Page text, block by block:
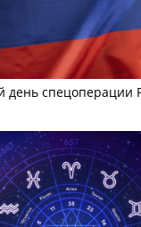
день спецоперации